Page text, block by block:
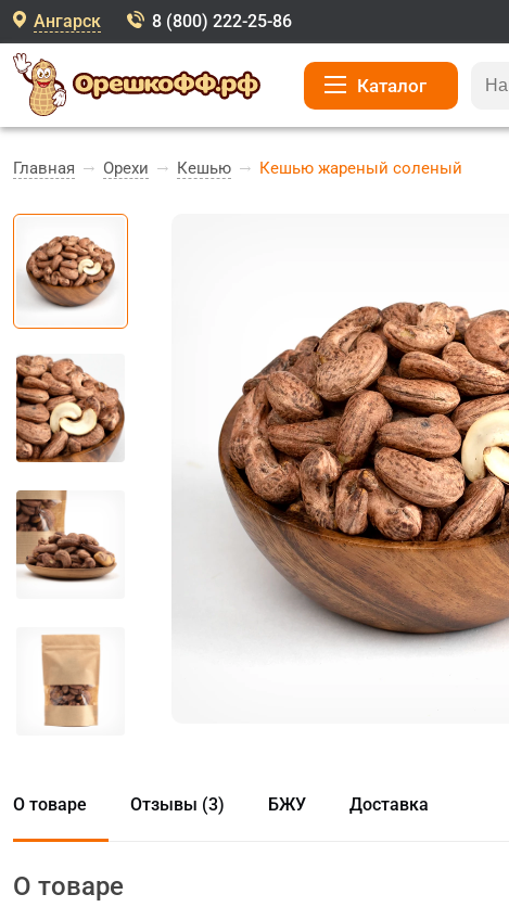
Ангарск 8 (800) 222-25-86
Каталог
Главная Орехи Кешью Кешью жареный соленый
О товаре Отзывы (3) БЖУ Доставка
О товаре